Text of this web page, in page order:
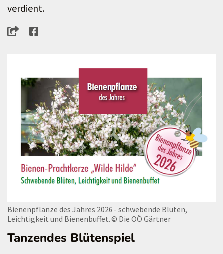
verdient.
Bienenpflanze des Jahres 2026 - schwebende Blüten,
Leichtigkeit und Bienenbuffet. © Die OÖ Gärtner
Tanzendes Blütenspiel